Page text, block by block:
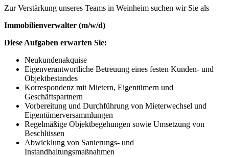
Zur Verstärkung unseres Teams in Weinheim suchen wir Sie als
Immobilienverwalter (m/w/d)
Diese Aufgaben erwarten Sie:
Neukundenakquise
Eigenverantwortliche Betreuung eines festen Kunden- und
Objektbestandes
Korrespondenz mit Mietern, Eigentümern und
Geschäftspartnern
Vorbereitung und Durchführung von Mieterwechsel und
Eigentümerversammlungen
Regelmäßige Objektbegehungen sowie Umsetzung von
Beschlüssen
Abwicklung von Sanierungs- und
Instandhaltungsmaßnahmen